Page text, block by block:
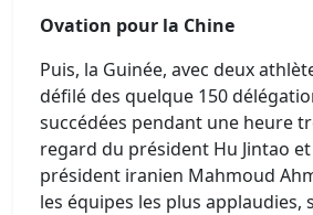
Ovation pour la Chine
Puis, la Guinée, avec deux
défilé des quelque 150
succédées pendant une heure
regard du président Hu Jintao
président iranien Mahmoud
les équipes les plus applaudies,